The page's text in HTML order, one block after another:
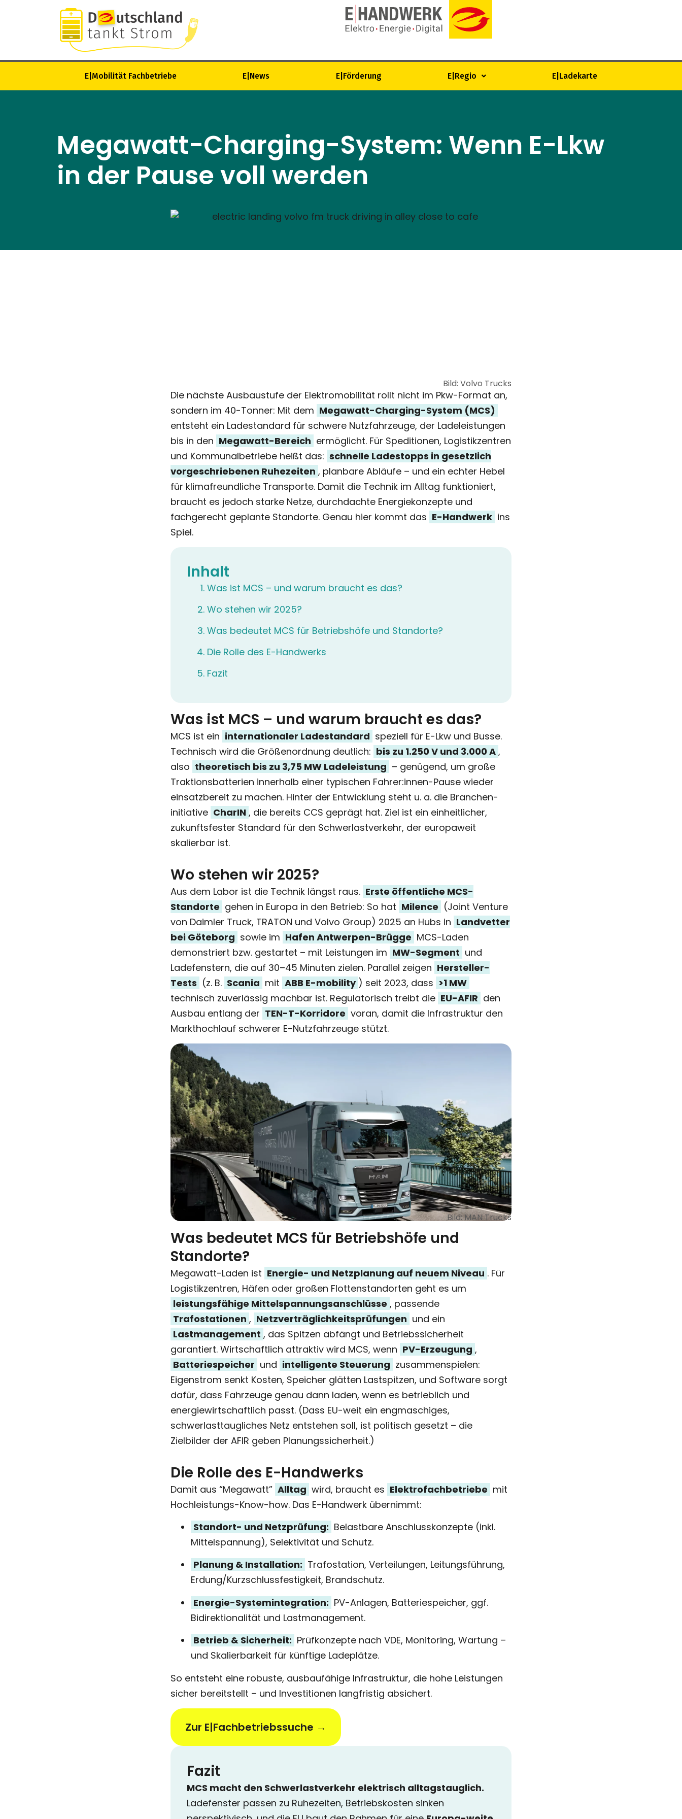
E|Mobilität Fachbetriebe E|News E|Förderung E|Regio E|Ladekarte
Megawatt-Charging-System: Wenn E-Lkw
in der Pause voll werden
Bild: Volvo Trucks
Die nächste Ausbaustufe der Elektromobilität rollt nicht im Pkw-Format an,
sondern im 40-Tonner: Mit dem Megawatt-Charging-System (MCS)
entsteht ein Lade­standard für schwere Nutzfahrzeuge, der Ladeleistungen
bis in den Megawatt-Bereich ermöglicht. Für Speditionen, Logistikzentren
und Kommunalbetriebe heißt das: schnelle Ladestopps in gesetzlich
vorgeschriebenen Ruhezeiten , planbare Abläufe – und ein echter Hebel
für klimafreundliche Transporte. Damit die Technik im Alltag funktioniert,
braucht es jedoch starke Netze, durchdachte Energie­konzepte und
fachgerecht geplante Standorte. Genau hier kommt das E-Handwerk ins
Spiel.
Inhalt
Was ist MCS – und warum braucht es das?
Wo stehen wir 2025?
Was bedeutet MCS für Betriebshöfe und Standorte?
Die Rolle des E-Handwerks
Fazit
Was ist MCS – und warum braucht es das?
MCS ist ein internationaler Lade­standard speziell für E-Lkw und Busse.
Technisch wird die Größenordnung deutlich: bis zu 1.250 V und 3.000 A ,
also theoretisch bis zu 3,75 MW Ladeleistung – genügend, um große
Traktionsbatterien innerhalb einer typischen Fahrer:innen-Pause wieder
einsatzbereit zu machen. Hinter der Entwicklung steht u. a. die Branchen­
initiative CharIN , die bereits CCS geprägt hat. Ziel ist ein einheitlicher,
zukunftsfester Standard für den Schwerlastverkehr, der europaweit
skalierbar ist.
Wo stehen wir 2025?
Aus dem Labor ist die Technik längst raus. Erste öffentliche MCS-
Standorte gehen in Europa in den Betrieb: So hat Milence (Joint Venture
von Daimler Truck, TRATON und Volvo Group) 2025 an Hubs in Landvetter
bei Göteborg sowie im Hafen Antwerpen-Brügge MCS-Laden
demonstriert bzw. gestartet – mit Leistungen im MW-Segment und
Ladefenstern, die auf 30–45 Minuten zielen. Parallel zeigen Hersteller-
Tests (z. B. Scania mit ABB E-mobility ) seit 2023, dass >1 MW
technisch zuverlässig machbar ist. Regulatorisch treibt die EU-AFIR den
Ausbau entlang der TEN-T-Korridore voran, damit die Infrastruktur den
Markthochlauf schwerer E-Nutzfahrzeuge stützt.
Bild: MAN Trucks
Was bedeutet MCS für Betriebshöfe und
Standorte?
Megawatt-Laden ist Energie- und Netzplanung auf neuem Niveau . Für
Logistikzentren, Häfen oder großen Flottenstandorten geht es um
leistungsfähige Mittelspannungsanschlüsse , passende
Trafostationen , Netzverträglichkeitsprüfungen und ein
Lastmanagement , das Spitzen abfängt und Betriebssicherheit
garantiert. Wirtschaftlich attraktiv wird MCS, wenn PV-Erzeugung ,
Batteriespeicher und intelligente Steuerung zusammenspielen:
Eigenstrom senkt Kosten, Speicher glätten Lastspitzen, und Software sorgt
dafür, dass Fahrzeuge genau dann laden, wenn es betrieblich und
energiewirtschaftlich passt. (Dass EU-weit ein engmaschiges,
schwerlasttaugliches Netz entstehen soll, ist politisch gesetzt – die
Zielbilder der AFIR geben Planungssicherheit.)
Die Rolle des E-Handwerks
Damit aus “Megawatt” Alltag wird, braucht es Elektrofachbetriebe mit
Hochleistungs-Know-how. Das E-Handwerk übernimmt:
Standort- und Netzprüfung: Belastbare Anschlusskonzepte (inkl.
Mittelspannung), Selektivität und Schutz.
Planung & Installation: Trafostation, Verteilungen, Leitungsführung,
Erdung/Kurzschlussfestigkeit, Brandschutz.
Energie-Systemintegration: PV-Anlagen, Batteriespeicher, ggf.
Bidirektionalität und Lastmanagement.
Betrieb & Sicherheit: Prüfkonzepte nach VDE, Monitoring, Wartung –
und Skalierbarkeit für künftige Ladeplätze.
So entsteht eine robuste, ausbaufähige Infrastruktur, die hohe Leistungen
sicher bereitstellt – und Investitionen langfristig absichert.
Zur E|Fachbetriebssuche →
Fazit
MCS macht den Schwerlastverkehr elektrisch alltagstauglich.
Ladefenster passen zu Ruhezeiten, Betriebskosten sinken